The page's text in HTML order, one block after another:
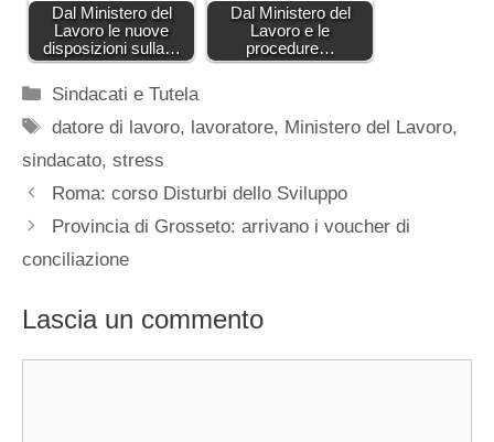
Dal Ministero del
Lavoro le nuove
disposizioni sulla…
Dal Ministero del
Lavoro e le
procedure…
Categorie
Sindacati e Tutela
Tag
datore di lavoro, lavoratore, Ministero del Lavoro,
sindacato, stress
Roma: corso Disturbi dello Sviluppo
Provincia di Grosseto: arrivano i voucher di
conciliazione
Lascia un commento